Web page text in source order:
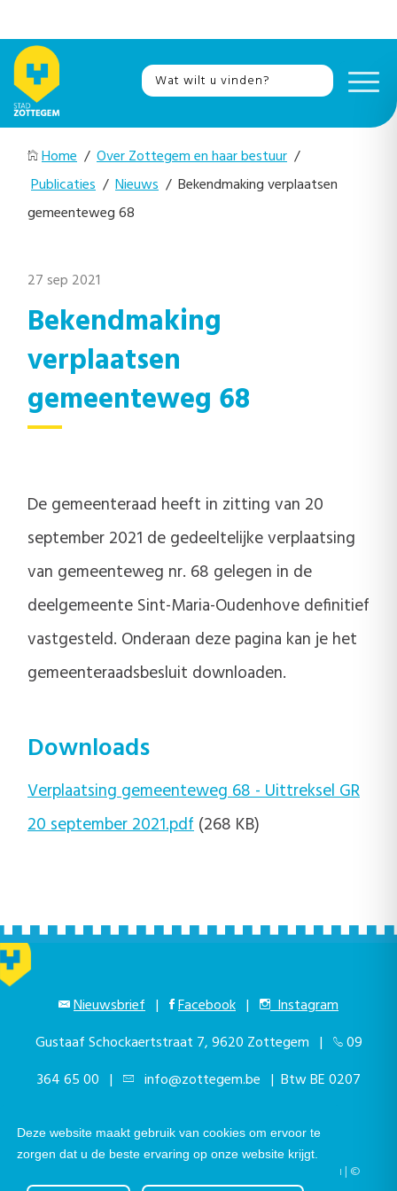
Deze website maakt gebruik van cookies om ervoor te
zorgen dat u de beste ervaring op onze website krijgt.
Home / Over Zottegem en haar bestuur /
Publicaties / Nieuws / Bekendmaking verplaatsen
gemeenteweg 68
27 sep 2021
Bekendmaking
verplaatsen
gemeenteweg 68
De gemeenteraad heeft in zitting van 20
september 2021 de gedeeltelijke verplaatsing
van gemeenteweg nr. 68 gelegen in de
deelgemeente Sint-Maria-Oudenhove definitief
vastgesteld. Onderaan deze pagina kan je het
gemeenteraadsbesluit downloaden.
Downloads
Verplaatsing gemeenteweg 68 - Uittreksel GR
20 september 2021.pdf (268 KB)
Nieuwsbrief | Facebook |
Instagram
Gustaaf Schockaertstraat 7, 9620 Zottegem |
09
364 65 00 | info@zottegem.be | Btw BE 0207
Telefonisch bereikbaar elke werkdag van 9.00u tot 12.00u | ©